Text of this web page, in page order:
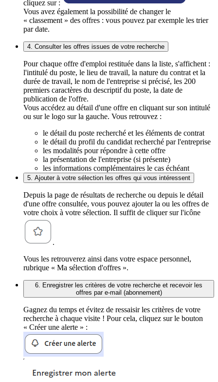
cliquez sur :
Vous avez également la possibilité de changer le
« classement » des offres : vous pouvez par exemple les trier
par date.
4. Consulter les offres issues de votre recherche
Pour chaque offre d'emploi restituée dans la liste, s'affichent :
l'intitulé du poste, le lieu de travail, la nature du contrat et la
durée de travail, le nom de l'entreprise si précisé, les 200
premiers caractères du descriptif du poste, la date de
publication de l'offre.
Vous accédez au détail d'une offre en cliquant sur son intitulé
ou sur le logo sur la gauche. Vous retrouvez :
le détail du poste recherché et les éléments de contrat
le détail du profil du candidat recherché par l'entreprise
les modalités pour répondre à cette offre
la présentation de l'entreprise (si présente)
les informations complémentaires le cas échéant
5. Ajouter à votre sélection les offres qui vous intéressent
Depuis la page de résultats de recherche ou depuis le détail
d'une offre consultée, vous pouvez ajouter la ou les offres de
votre choix à votre sélection. Il suffit de cliquer sur l'icône
.
Vous les retrouverez ainsi dans votre espace personnel,
rubrique « Ma sélection d'offres ».
6. Enregistrer les critères de votre recherche et recevoir les
offres par e-mail (abonnement)
Gagnez du temps et évitez de ressaisir les critères de votre
recherche à chaque visite ! Pour cela, cliquez sur le bouton
« Créer une alerte » :